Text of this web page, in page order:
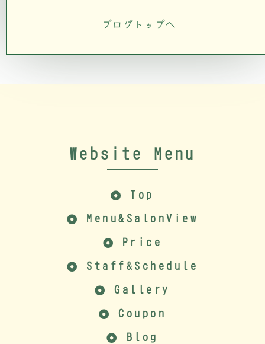
ブログトップへ
Website Menu
Top
Menu&SalonView
Price
Staff&Schedule
Gallery
Coupon
Blog